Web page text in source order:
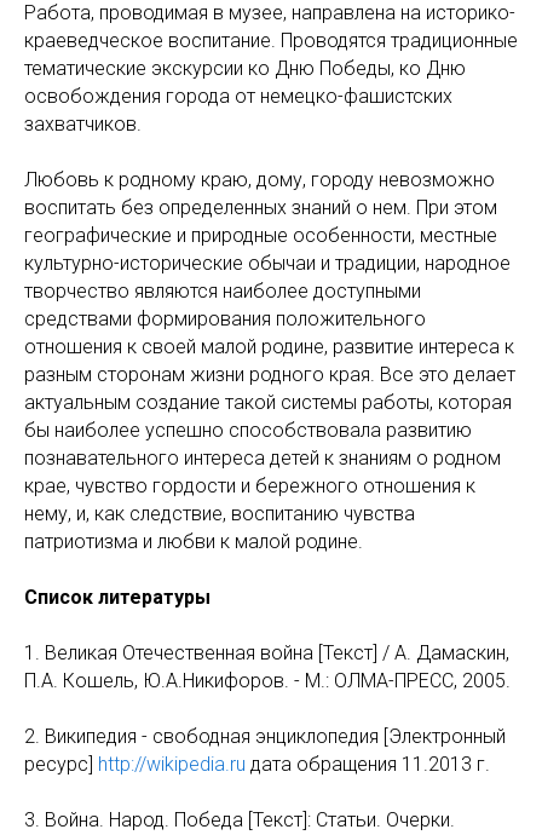
Работа, проводимая в музее, направлена на историко-
краеведческое воспитание. Проводятся традиционные
тематические экскурсии ко Дню Победы, ко Дню
освобождения города от немецко-фашистских
захватчиков.
Любовь к родному краю, дому, городу невозможно
воспитать без определенных знаний о нем. При этом
географические и природные особенности, местные
культурно-исторические обычаи и традиции, народное
творчество являются наиболее доступными
средствами формирования положительного
отношения к своей малой родине, развитие интереса к
разным сторонам жизни родного края. Все это делает
актуальным создание такой системы работы, которая
бы наиболее успешно способствовала развитию
познавательного интереса детей к знаниям о родном
крае, чувство гордости и бережного отношения к
нему, и, как следствие, воспитанию чувства
патриотизма и любви к малой родине.
Список литературы
1. Великая Отечественная война [Текст] / А. Дамаскин,
П.А. Кошель, Ю.А.Никифоров. - М.: ОЛМА-ПРЕСС, 2005.
2. Википедия - свободная энциклопедия [Электронный
ресурс] http://wikipedia.ru дата обращения 11.2013 г.
3. Война. Народ. Победа [Текст]: Статьи. Очерки.